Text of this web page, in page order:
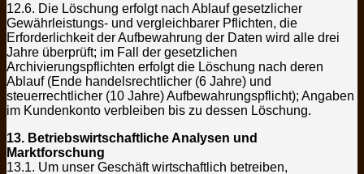
12.6. Die Löschung erfolgt nach Ablauf gesetzlicher
Gewährleistungs- und vergleichbarer Pflichten, die
Erforderlichkeit der Aufbewahrung der Daten wird alle drei
Jahre überprüft; im Fall der gesetzlichen
Archivierungspflichten erfolgt die Löschung nach deren
Ablauf (Ende handelsrechtlicher (6 Jahre) und
steuerrechtlicher (10 Jahre) Aufbewahrungspflicht); Angaben
im Kundenkonto verbleiben bis zu dessen Löschung.
13. Betriebswirtschaftliche Analysen und
Marktforschung
13.1. Um unser Geschäft wirtschaftlich betreiben,